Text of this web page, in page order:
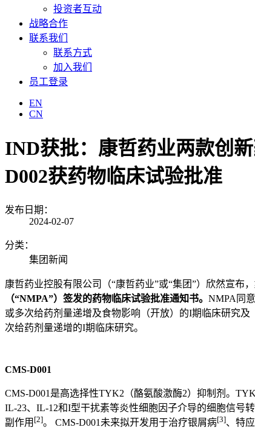
投资者互动
战略合作
联系我们
联系方式
加入我们
员工登录
EN
CN
IND获批：康哲药业两款创
D002获药物临床试验批准
发布日期：
2024-02-07
分类：
集团新闻
康哲药业控股有限公司（“康哲药业”或“集团”）欣然宣布，
（“NMPA”）签发的药物临床试验批准通知书。 NMPA同
或多次给药剂量递增及食物影响（开放）的I期临床研究
次给药剂量递增的I期临床研究。
CMS-D001
CMS-D001是高选择性TYK2（酪氨酸激酶2）抑制剂。
IL-23、IL-12和I型干扰素等炎性细胞因子介导的细胞信号
副作用 [2]。 CMS-D001 未来拟开发用于治疗银屑病[3]、特